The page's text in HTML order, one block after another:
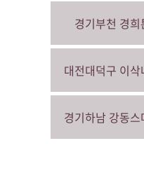
경기부천 경희
대전대덕구 이삭
경기하남 강동스